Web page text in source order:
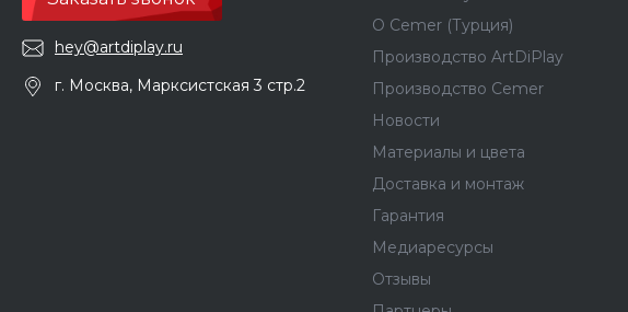
hey@artdiplay.ru
г. Москва, Марксистская 3 стр.2
О Сemer (Турция)
Производство ArtDiPlay
Производство Cemer
Новости
Материалы и цвета
Доставка и монтаж
Гарантия
Медиаресурсы
Отзывы